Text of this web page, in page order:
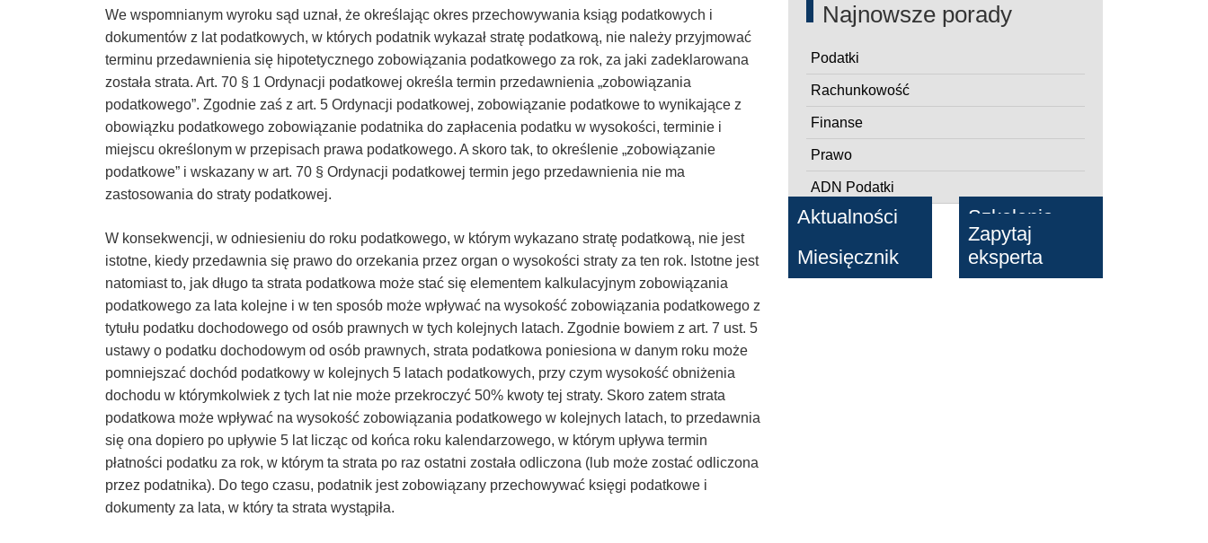
We wspomnianym wyroku sąd uznał, że określając okres przechowywania ksiąg podatkowych i
dokumentów z lat podatkowych, w których podatnik wykazał stratę podatkową, nie należy przyjmować
terminu przedawnienia się hipotetycznego zobowiązania podatkowego za rok, za jaki zadeklarowana
została strata. Art. 70 § 1 Ordynacji podatkowej określa termin przedawnienia „zobowiązania
podatkowego”. Zgodnie zaś z art. 5 Ordynacji podatkowej, zobowiązanie podatkowe to wynikające z
obowiązku podatkowego zobowiązanie podatnika do zapłacenia podatku w wysokości, terminie i
miejscu określonym w przepisach prawa podatkowego. A skoro tak, to określenie „zobowiązanie
podatkowe” i wskazany w art. 70 § Ordynacji podatkowej termin jego przedawnienia nie ma
zastosowania do straty podatkowej.
W konsekwencji, w odniesieniu do roku podatkowego, w którym wykazano stratę podatkową, nie jest
istotne, kiedy przedawnia się prawo do orzekania przez organ o wysokości straty za ten rok. Istotne jest
natomiast to, jak długo ta strata podatkowa może stać się elementem kalkulacyjnym zobowiązania
podatkowego za lata kolejne i w ten sposób może wpływać na wysokość zobowiązania podatkowego z
tytułu podatku dochodowego od osób prawnych w tych kolejnych latach. Zgodnie bowiem z art. 7 ust. 5
ustawy o podatku dochodowym od osób prawnych, strata podatkowa poniesiona w danym roku może
pomniejszać dochód podatkowy w kolejnych 5 latach podatkowych, przy czym wysokość obniżenia
dochodu w którymkolwiek z tych lat nie może przekroczyć 50% kwoty tej straty. Skoro zatem strata
podatkowa może wpływać na wysokość zobowiązania podatkowego w kolejnych latach, to przedawnia
się ona dopiero po upływie 5 lat licząc od końca roku kalendarzowego, w którym upływa termin
płatności podatku za rok, w którym ta strata po raz ostatni została odliczona (lub może zostać odliczona
przez podatnika). Do tego czasu, podatnik jest zobowiązany przechowywać księgi podatkowe i
dokumenty za lata, w który ta strata wystąpiła.
Najnowsze porady
Podatki
Rachunkowość
Finanse
Prawo
ADN Podatki
Aktualności
Szkolenia
Miesięcznik
Zapytaj
eksperta